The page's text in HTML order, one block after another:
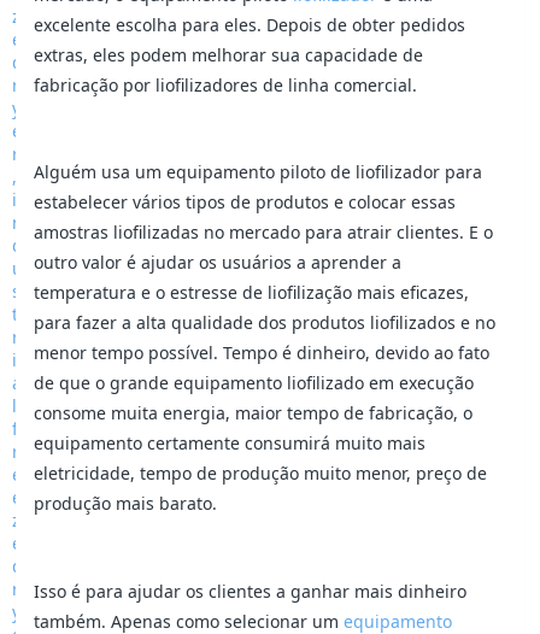
excelente escolha para eles. Depois de obter pedidos
extras, eles podem melhorar sua capacidade de
fabricação por liofilizadores de linha comercial.
Alguém usa um equipamento piloto de liofilizador para
estabelecer vários tipos de produtos e colocar essas
amostras liofilizadas no mercado para atrair clientes. E o
outro valor é ajudar os usuários a aprender a
temperatura e o estresse de liofilização mais eficazes,
para fazer a alta qualidade dos produtos liofilizados e no
menor tempo possível. Tempo é dinheiro, devido ao fato
de que o grande equipamento liofilizado em execução
consome muita energia, maior tempo de fabricação, o
equipamento certamente consumirá muito mais
eletricidade, tempo de produção muito menor, preço de
produção mais barato.
Isso é para ajudar os clientes a ganhar mais dinheiro
também. Apenas como selecionar umequipamento